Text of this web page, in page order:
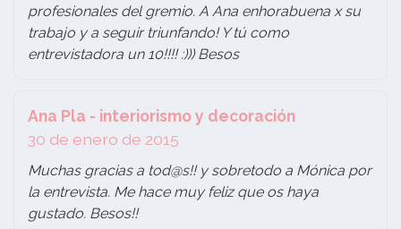
profesionales del gremio. A Ana enhorabuena x su
trabajo y a seguir triunfando! Y tú como
entrevistadora un 10!!!! :))) Besos
Ana Pla - interiorismo y decoración
30 de enero de 2015
Muchas gracias a tod@s!! y sobretodo a Mónica por
la entrevista. Me hace muy feliz que os haya
gustado. Besos!!